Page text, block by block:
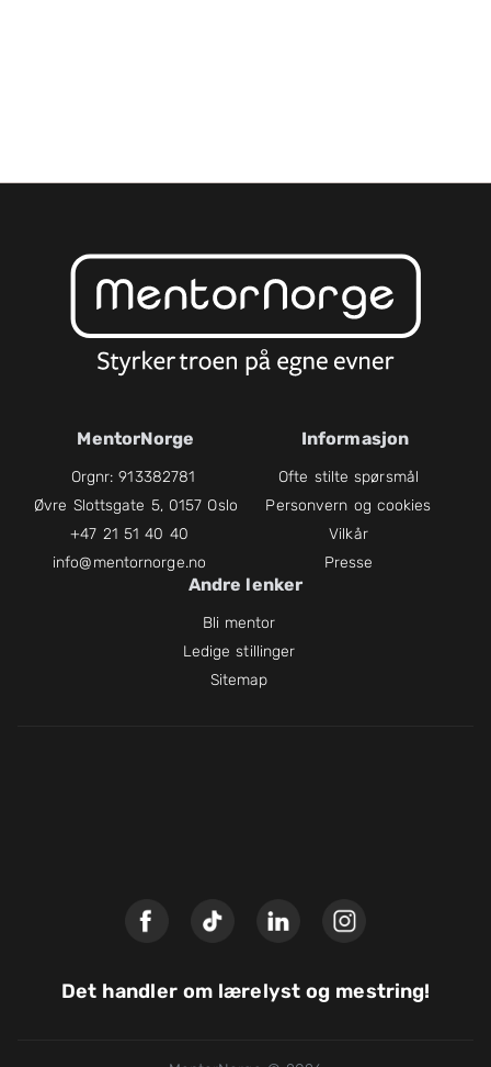
MentorNorge
Orgnr: 913382781
Øvre Slottsgate 5, 0157 Oslo
+47 21 51 40 40
info@mentornorge.no
Informasjon
Ofte stilte spørsmål
Personvern og cookies
Vilkår
Presse
Andre lenker
Bli mentor
Ledige stillinger
Sitemap
Det handler om lærelyst og mestring!